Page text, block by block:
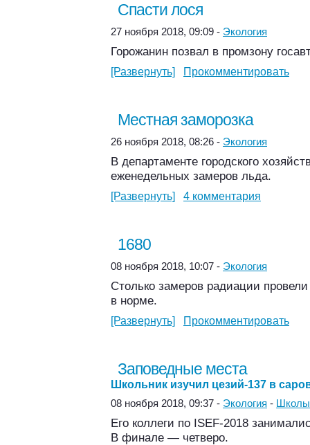
Спасти лося
27 ноября 2018, 09:09 - Экология
Горожанин позвал в промзону
[Развернуть] Прокомментировать
Местная заморозка
26 ноября 2018, 08:26 - Экология
В департаменте городского
еженедельных замеров льда.
[Развернуть] 4 комментария
1680
08 ноября 2018, 10:07 - Экология
Столько замеров радиации
в норме.
[Развернуть] Прокомментировать
Заповедные места
Школьник изучил цезий-137 в
08 ноября 2018, 09:37 - Экология - Школы
Его коллеги по ISEF-2018
В финале — четверо.